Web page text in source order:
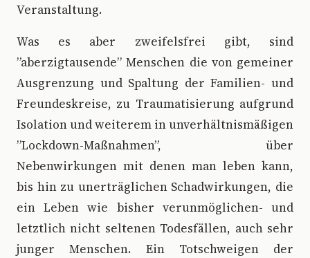
Veranstaltung.
Was es aber zweifelsfrei gibt, sind
”aberzigtausende” Menschen die von gemeiner
Ausgrenzung und Spaltung der Familien- und
Freundeskreise, zu Traumatisierung aufgrund
Isolation und weiterem in unverhältnismäßigen
”Lockdown-Maßnahmen”, über
Nebenwirkungen mit denen man leben kann,
bis hin zu unerträglichen Schadwirkungen, die
ein Leben wie bisher verunmöglichen- und
letztlich nicht seltenen Todesfällen, auch sehr
junger Menschen. Ein Totschweigen der